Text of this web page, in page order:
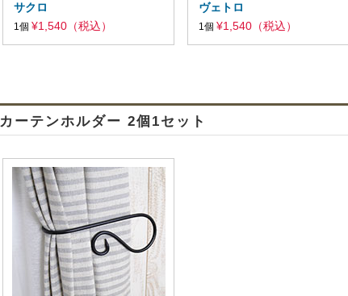
サクロ
1個 ¥1,540（税込）
ヴェトロ
1個 ¥1,540（税込）
カーテンホルダー 2個1セット